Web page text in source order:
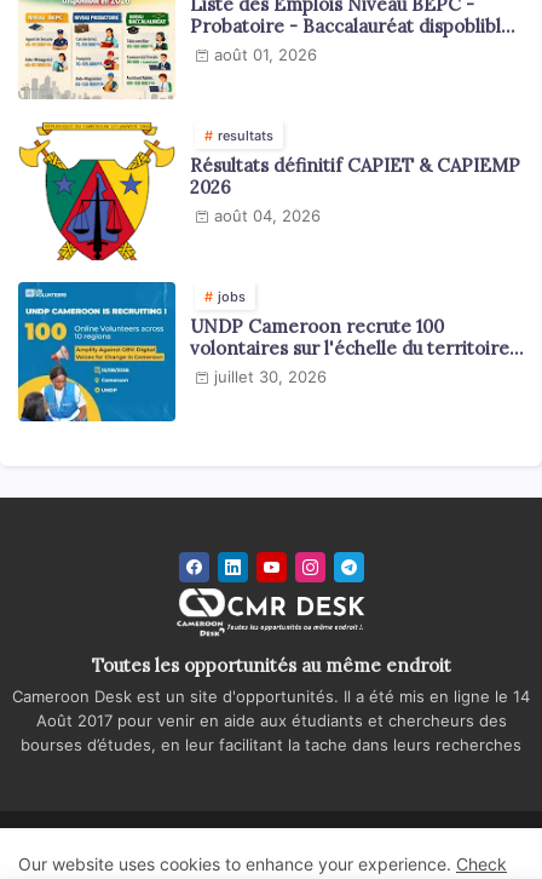
Probatoire - Baccalauréat dispoblible
en 2026
août 01, 2026
resultats
Résultats définitif CAPIET & CAPIEMP
2026
août 04, 2026
jobs
UNDP Cameroon recrute 100
volontaires sur l'échelle du territoire
national
juillet 30, 2026
Toutes les opportunités au même endroit
Cameroon Desk est un site d'opportunités. Il a été mis en ligne le 14
Août 2017 pour venir en aide aux étudiants et chercheurs des
bourses d’études, en leur facilitant la tache dans leurs recherches
Our website uses cookies to enhance your experience. Check